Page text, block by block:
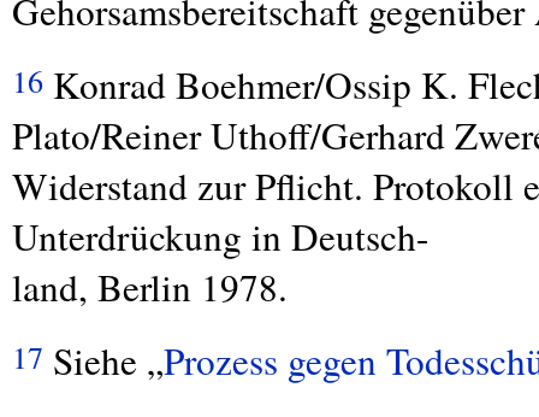
Gehorsamsbereitschaft
16 Konrad Boehmer/Ossip K.
Plato/Reiner Uthoff/Gerhard
Widerstand zur Pflicht. Protokoll
Unterdrückung in Deutsch-
land, Berlin 1978.
17 Siehe „Prozess gegen